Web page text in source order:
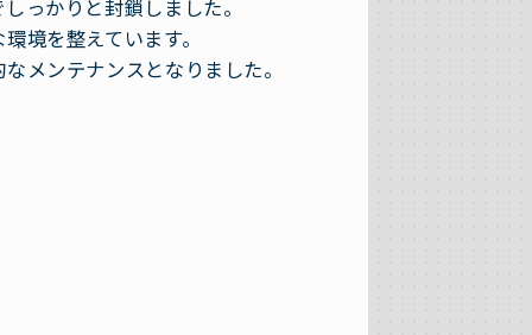
っかりと封鎖しました。
境を整えています。
メンテナンスとなりました。